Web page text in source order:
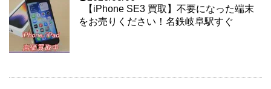
【iPhone SE3 買取】不要になった端末
をお売りください！名鉄岐阜駅すぐ